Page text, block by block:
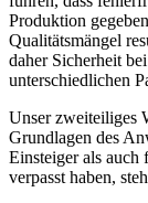
Produktion
Qualitätsmängel
daher Sicherheit
unterschiedlichen
Unser zweiteiliges
Grundlagen des
Einsteiger als auch
verpasst haben,